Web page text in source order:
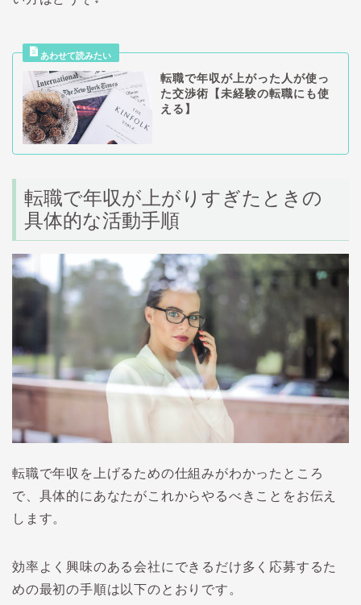
転職で年収が上がった人が使っ
た交渉術【未経験の転職にも使
える】
転職で年収が上がりすぎたときの
具体的な活動手順
転職で年収を上げるための仕組みがわかったところ
で、具体的にあなたがこれからやるべきことをお伝え
します。
効率よく興味のある会社にできるだけ多く応募するた
めの最初の手順は以下のとおりです。